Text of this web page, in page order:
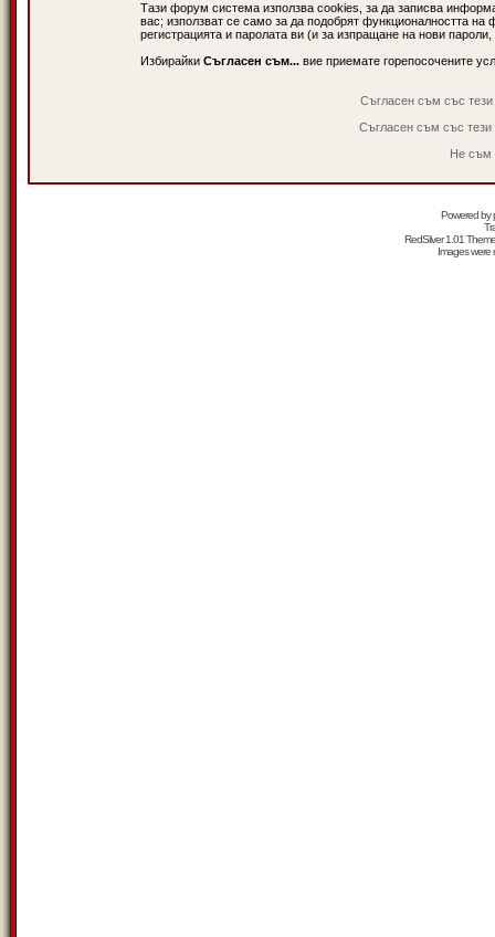
Тази форум система използва cookies, за да записва
вас; използват се само за да подобрят функционалността
регистрацията и паролата ви (и за изпращане на нови
Избирайки Съгласен съм... вие приемате горепосочените
Съгласен съм със
Съгласен съм със
Не съм
Powered by
RedSilver 1.01
Images were